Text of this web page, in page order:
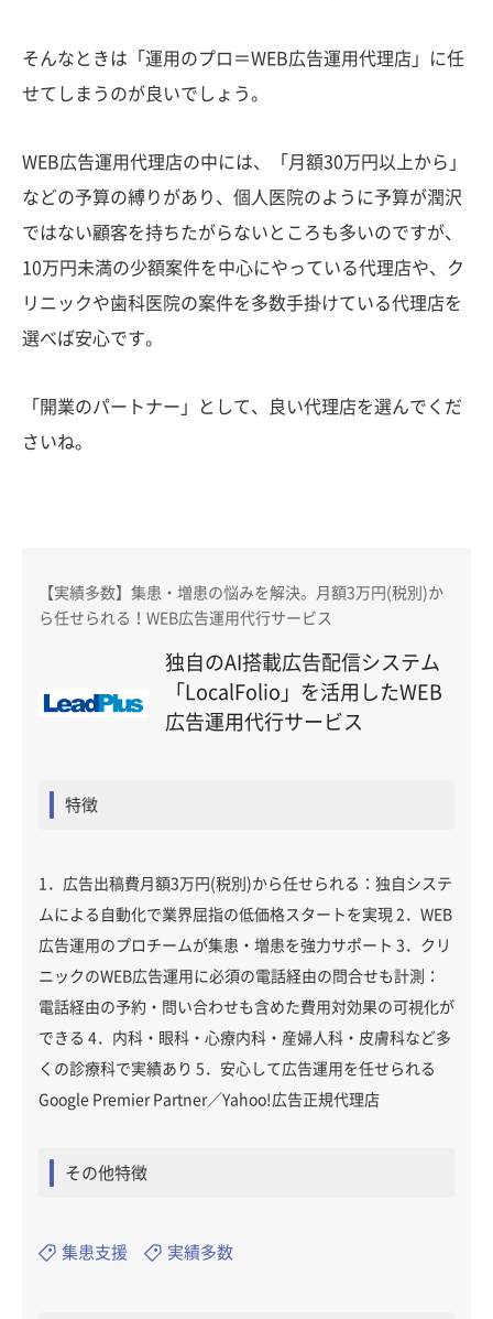
そんなときは「運用のプロ＝WEB広告運用代理店」に任
せてしまうのが良いでしょう。
WEB広告運用代理店の中には、「月額30万円以上から」
などの予算の縛りがあり、個人医院のように予算が潤沢
ではない顧客を持ちたがらないところも多いのですが、
10万円未満の少額案件を中心にやっている代理店や、ク
リニックや歯科医院の案件を多数手掛けている代理店を
選べば安心です。
「開業のパートナー」として、良い代理店を選んでくだ
さいね。
【実績多数】集患・増患の悩みを解決。月額3万円(税別)か
ら任せられる！WEB広告運用代行サービス
独自のAI搭載広告配信システム
「LocalFolio」を活用したWEB
広告運用代行サービス
特徴
1．広告出稿費月額3万円(税別)から任せられる：独自システ
ムによる自動化で業界屈指の低価格スタートを実現 2．WEB
広告運用のプロチームが集患・増患を強力サポート 3．クリ
ニックのWEB広告運用に必須の電話経由の問合せも計測：
電話経由の予約・問い合わせも含めた費用対効果の可視化が
できる 4．内科・眼科・心療内科・産婦人科・皮膚科など多
くの診療科で実績あり 5．安心して広告運用を任せられる
Google Premier Partner／Yahoo!広告正規代理店
その他特徴
集患支援 実績多数